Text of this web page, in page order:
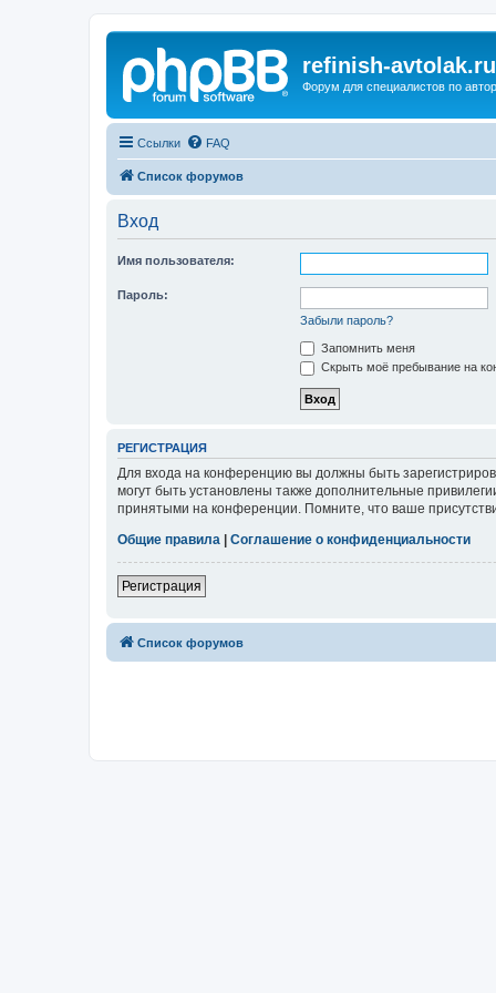
refinish-avtolak.ru
Форум для специалистов по
Ссылки FAQ
Список форумов
Вход
Имя пользователя:
Пароль:
Забыли пароль?
Запомнить меня
Скрыть моё пребывание на
РЕГИСТРАЦИЯ
Для входа на конференцию вы должны быть
могут быть установлены также дополнительные
принятыми на конференции. Помните, что ваше
Общие правила
Соглашение о конфиденциальности
Регистрация
Список форумов